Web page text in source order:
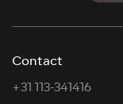
Contact
+31 113-341416